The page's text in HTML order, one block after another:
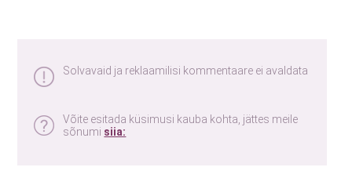
Solvavaid ja reklaamilisi kommentaare ei avaldata
Võite esitada küsimusi kauba kohta, jättes meile
sõnumi siia: